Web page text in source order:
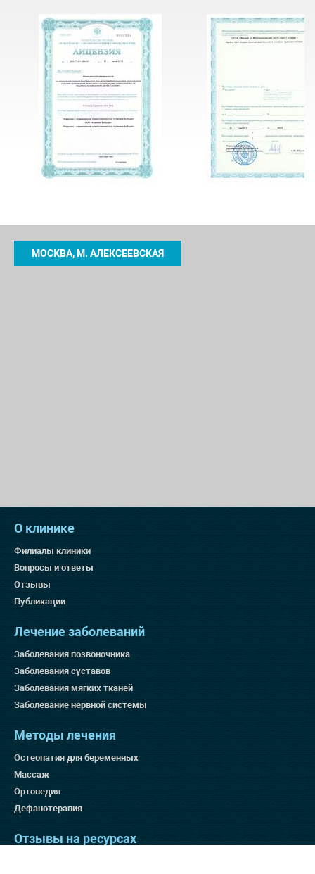
МОСКВА, М. АЛЕКСЕЕВСКАЯ
О клинике
Филиалы клиники
Вопросы и ответы
Отзывы
Публикации
Лечение заболеваний
Заболевания позвоночника
Заболевания суставов
Заболевания мягких тканей
Заболевание нервной системы
Методы лечения
Остеопатия для беременных
Массаж
Ортопедия
Дефанотерапия
Отзывы на ресурсах